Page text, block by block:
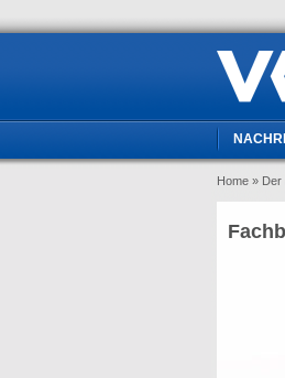
Home » Der